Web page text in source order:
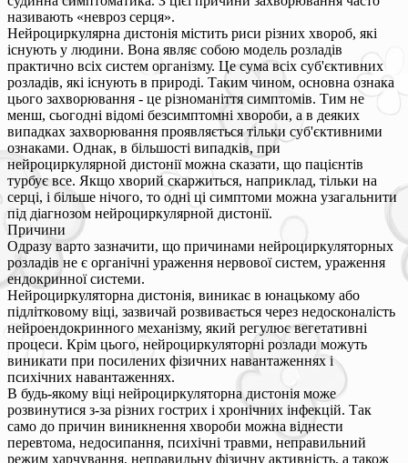
називають «невроз серця».
Нейроциркулярна дистонія містить риси різних хвороб, які
існують у людини. Вона являє собою модель розладів
практично всіх систем організму. Це сума всіх суб'єктивних
розладів, які існують в природі. Таким чином, основна ознака
цього захворювання - це різноманіття симптомів. Тим не
менш, сьогодні відомі безсимптомні хвороби, а в деяких
випадках захворювання проявляється тільки суб'єктивними
ознаками. Однак, в більшості випадків, при
нейроциркулярной дистонії можна сказати, що пацієнтів
турбує все. Якщо хворий скаржиться, наприклад, тільки на
серці, і більше нічого, то одні ці симптоми можна узагальнити
під діагнозом нейроциркулярной дистонії.
Причини
Одразу варто зазначити, що причинами нейроциркуляторных
розладів не є органічні ураження нервової систем, ураження
ендокринної системи.
Нейроциркуляторна дистонія, виникає в юнацькому або
підлітковому віці, зазвичай розвивається через недосконалість
нейроендокринного механізму, який регулює вегетативні
процеси. Крім цього, нейроциркуляторні розлади можуть
виникати при посилених фізичних навантаженнях і
психічних навантаженнях.
В будь-якому віці нейроциркуляторна дистонія може
розвинутися з-за різних гострих і хронічних інфекцій. Так
само до причин виникнення хвороби можна віднести
перевтома, недосипання, психічні травми, неправильний
режим харчування, неправильну фізичну активність, а також